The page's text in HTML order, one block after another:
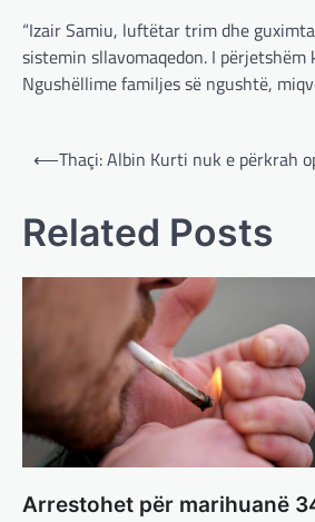
“Izair Samiu, luftëtar trim dhe
sistemin sllavomaqedon. I
Ngushëllime familjes së ngushtë,
Post
⟵Thaçi: Albin Kurti nuk e përkrah
Related Posts
Arrestohet për marihuanë